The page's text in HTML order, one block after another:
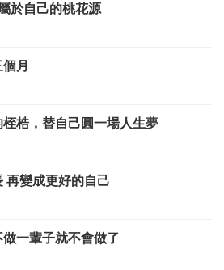
於自己的桃花源
月
梏，替自己圓一場人生夢
再變成更好的自己
一輩子就不會做了